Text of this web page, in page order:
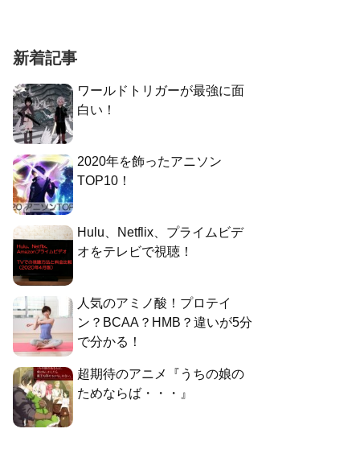
新着記事
ワールドトリガーが最強に面
白い！
2020年を飾ったアニソン
TOP10！
Hulu、Netflix、プライムビデ
オをテレビで視聴！
人気のアミノ酸！プロテイ
ン？BCAA？HMB？違いが5分
で分かる！
超期待のアニメ『うちの娘の
ためならば・・・』